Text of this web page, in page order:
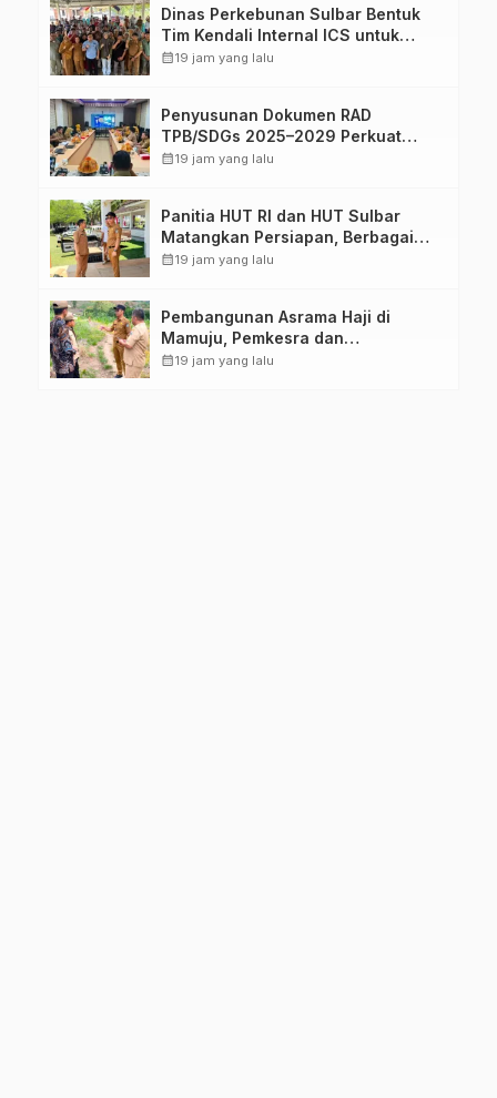
Dinas Perkebunan Sulbar Bentuk
Tim Kendali Internal ICS untuk
Dukung Sertifikasi ISPO Pekebun di
calendar_month19 jam yang lalu
Penyusunan Dokumen RAD
TPB/SDGs 2025–2029 Perkuat
Arah Pembangunan Berkelanjutan
calendar_month19 jam yang lalu
Panitia HUT RI dan HUT Sulbar
Matangkan Persiapan, Berbagai
Lomba Akan Dilaksanakan Pemprov
calendar_month19 jam yang lalu
Pembangunan Asrama Haji di
Mamuju, Pemkesra dan
Kementerian Haji Sulbar Tinjau
calendar_month19 jam yang lalu